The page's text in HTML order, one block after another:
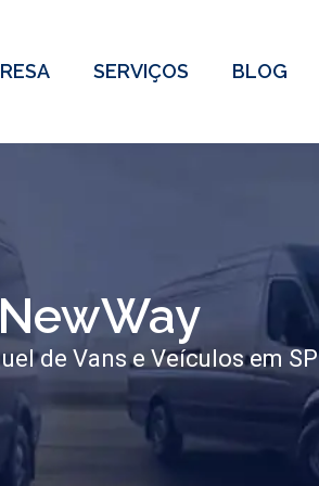
SERVIÇOS BLOG
de Vans e Veículos em SP